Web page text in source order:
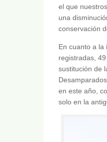
el que
una
conservación
En cuanto a la
registradas,
sustitución de
en este año,
solo en la